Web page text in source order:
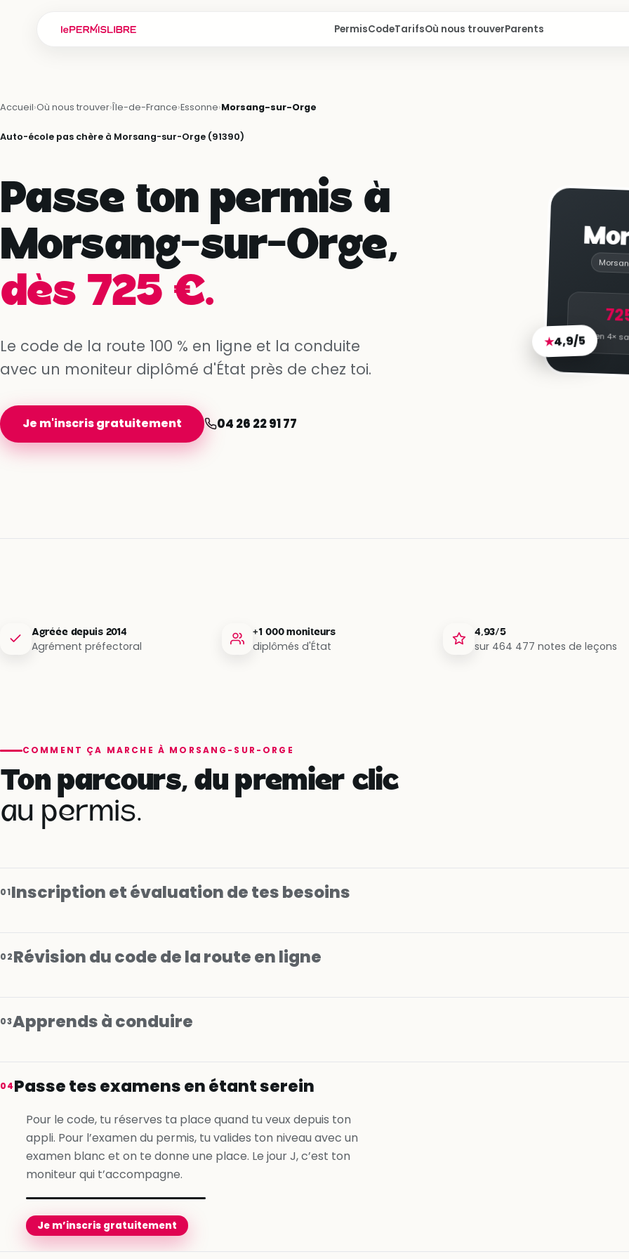
PermisCodeTarifsOù nous trouverParents
Accueil›Où nous trouver›Île-de-France›Essonne›Morsang-sur-Orge
Auto-école pas chère à Morsang-sur-Orge (91390)
Passe ton permis à
Morsang-sur-Orge,
dès 725 €.
Le code de la route 100 % en ligne et la conduite
avec un moniteur diplômé d'État près de chez toi.
Je m'inscris gratuitement 04 26 22 91 77
en 4×
★4,9/5
Agréée depuis 2014
Agrément préfectoral
+1 000 moniteurs
diplômés d'État
4,93/5
sur 464 477 notes de leçons
COMMENT ÇA MARCHE À MORSANG-SUR-ORGE
Ton parcours, du premier clic
au permis.
01Inscription et évaluation de tes besoins
Je m’inscris gratuitement
02Révision du code de la route en ligne
Je m’inscris gratuitement
03Apprends à conduire
Je m’inscris gratuitement
04Passe tes examens en étant serein
Pour le code, tu réserves ta place quand tu veux depuis ton
appli. Pour l’examen du permis, tu valides ton niveau avec un
examen blanc et on te donne une place. Le jour J, c’est ton
moniteur qui t’accompagne.
Je m’inscris gratuitement